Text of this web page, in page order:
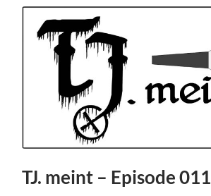
TJ. meint – Episode 011